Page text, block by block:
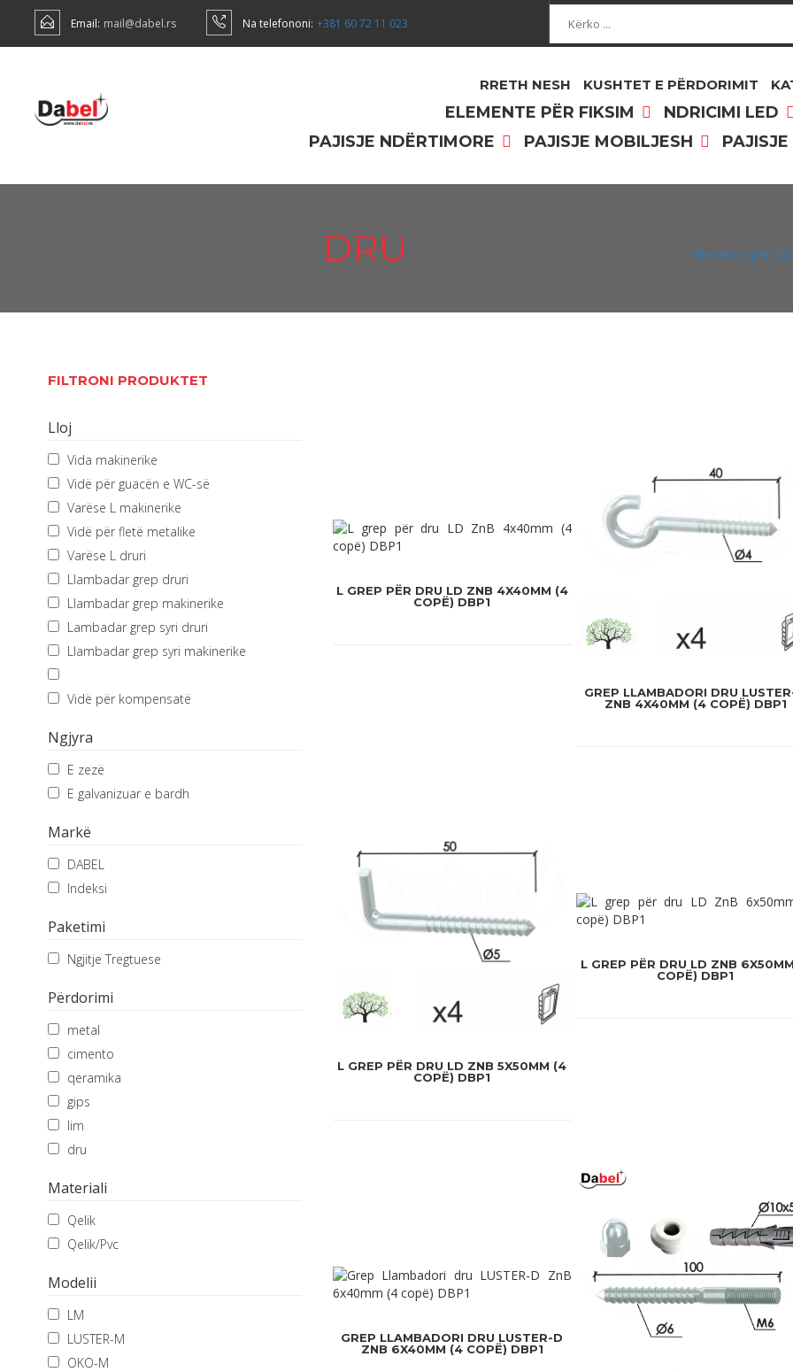
Email: mail@dabel.rs Na telefononi: +381 60 72 11 023
KUSHTET E PËRDORIMIT
RRETH NESH
NDRICIMI LED
ELEMENTE PËR FIKSIM
PAJISJE MOBILJESH
PAJISJE NDËRTIMORE
DRU Elemente për
FILTRONI PRODUKTET
Lloj
Vida makinerike
Vidë për guacën e WC-së
Varëse L makinerike
Vidë për fletë metalike
Varëse L druri
Llambadar grep druri
Llambadar grep makinerike
Lambadar grep syri druri
Llambadar grep syri makinerike
Vidë për kompensatë
Ngjyra
E zezë
E galvanizuar e bardh
Markë
DABEL
Indeksi
Paketimi
Ngjitje Tregtuese
Përdorimi
metal
cimento
qeramika
gips
lim
dru
Materiali
Qelik
Qelik/Pvc
Modelii
LM
LUSTER-M
OKO-M
L GREP PËR DRU LD ZNB 4X40MM (4
COPË) DBP1
GREP LLAMBADORI DRU
ZNB 4X40MM (4 COPË) DBP1
L GREP PËR DRU LD ZNB 5X50MM (4
COPË) DBP1
L GREP PËR DRU LD ZNB
COPË) DBP1
GREP LLAMBADORI DRU LUSTER-D
ZNB 6X40MM (4 COPË) DBP1